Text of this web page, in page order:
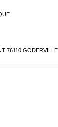
76110 GODERVILLE